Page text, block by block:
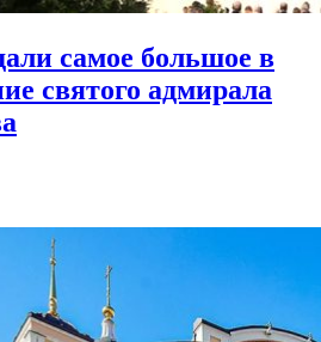
самое большое в
святого адмирала